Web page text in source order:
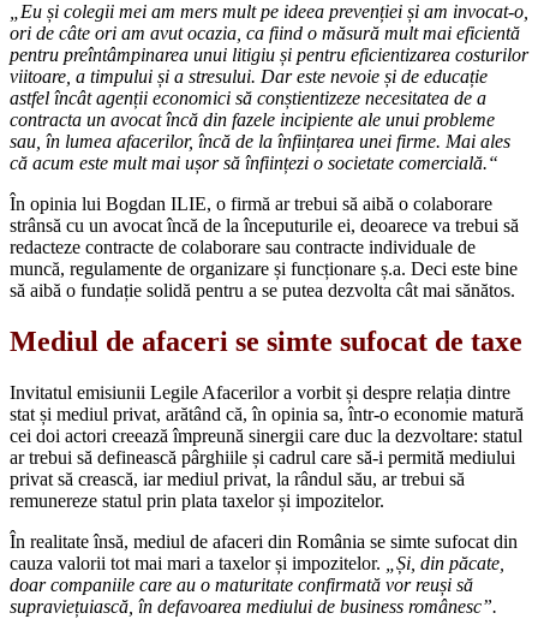
„Eu și colegii mei am mers mult pe ideea prevenției și am invocat-o,
ori de câte ori am avut ocazia, ca fiind o măsură mult mai eficientă
pentru preîntâmpinarea unui litigiu și pentru eficientizarea costurilor
viitoare, a timpului și a stresului. Dar este nevoie și de educație
astfel încât agenții economici să conștientizeze necesitatea de a
contracta un avocat încă din fazele incipiente ale unui probleme
sau, în lumea afacerilor, încă de la înființarea unei firme. Mai ales
că acum este mult mai ușor să înființezi o societate comercială.“
În opinia lui Bogdan ILIE, o firmă ar trebui să aibă o colaborare
strânsă cu un avocat încă de la începuturile ei, deoarece va trebui să
redacteze contracte de colaborare sau contracte individuale de
muncă, regulamente de organizare și funcționare ș.a. Deci este bine
să aibă o fundație solidă pentru a se putea dezvolta cât mai sănătos.
Mediul de afaceri se simte sufocat de taxe
Invitatul emisiunii Legile Afacerilor a vorbit și despre relația dintre
stat și mediul privat, arătând că, în opinia sa, într-o economie matură
cei doi actori creează împreună sinergii care duc la dezvoltare: statul
ar trebui să definească pârghiile și cadrul care să-i permită mediului
privat să crească, iar mediul privat, la rândul său, ar trebui să
remunereze statul prin plata taxelor și impozitelor.
În realitate însă, mediul de afaceri din România se simte sufocat din
cauza valorii tot mai mari a taxelor și impozitelor.
„Și, din păcate,
doar companiile care au o maturitate confirmată vor reuși să
supraviețuiască, în defavoarea mediului de business românesc”.